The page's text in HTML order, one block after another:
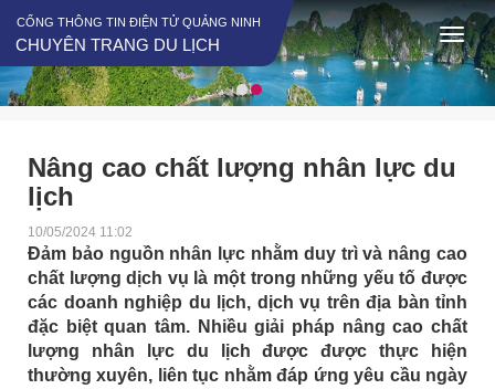
CỔNG THÔNG TIN ĐIỆN TỬ QUẢNG NINH
CHUYÊN TRANG DU LỊCH
Nâng cao chất lượng nhân lực du
lịch
10/05/2024 11:02
Đảm bảo nguồn nhân lực nhằm duy trì và nâng cao
chất lượng dịch vụ là một trong những yếu tố được
các doanh nghiệp du lịch, dịch vụ trên địa bàn tỉnh
đặc biệt quan tâm. Nhiều giải pháp nâng cao chất
lượng nhân lực du lịch được được thực hiện
thường xuyên, liên tục nhằm đáp ứng yêu cầu ngày